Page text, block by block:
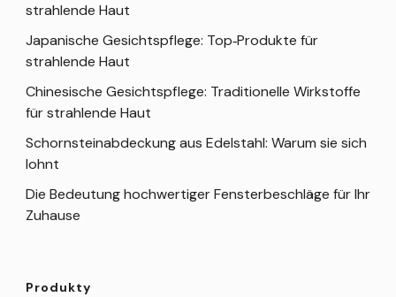
strahlende Haut
Japanische Gesichtspflege: Top‑Produkte für
strahlende Haut
Chinesische Gesichtspflege: Traditionelle Wirkstoffe
für strahlende Haut
Schornsteinabdeckung aus Edelstahl: Warum sie sich
lohnt
Die Bedeutung hochwertiger Fensterbeschläge für Ihr
Zuhause
Produkty